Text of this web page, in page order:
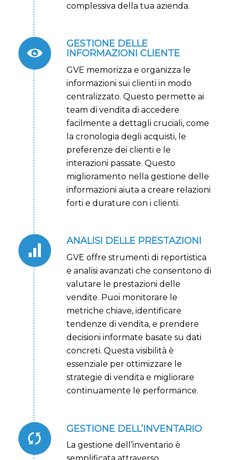
complessiva della tua azienda.
GESTIONE DELLE
INFORMAZIONI CLIENTE
GVE memorizza e organizza le
informazioni sui clienti in modo
centralizzato. Questo permette ai
team di vendita di accedere
facilmente a dettagli cruciali, come
la cronologia degli acquisti, le
preferenze dei clienti e le
interazioni passate. Questo
miglioramento nella gestione delle
informazioni aiuta a creare relazioni
forti e durature con i clienti.
ANALISI DELLE PRESTAZIONI
GVE offre strumenti di reportistica
e analisi avanzati che consentono di
valutare le prestazioni delle
vendite. Puoi monitorare le
metriche chiave, identificare
tendenze di vendita, e prendere
decisioni informate basate su dati
concreti. Questa visibilità è
essenziale per ottimizzare le
strategie di vendita e migliorare
continuamente le performance.
GESTIONE DELL’INVENTARIO
La gestione dell’inventario è